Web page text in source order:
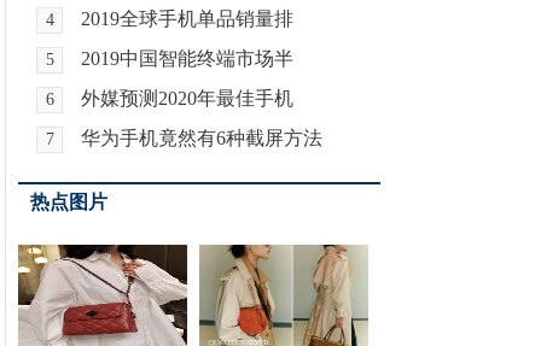
4 2019全球手机单品销量排
5 2019中国智能终端市场半
6 外媒预测2020年最佳手机
7 华为手机竟然有6种截屏方法
热点图片